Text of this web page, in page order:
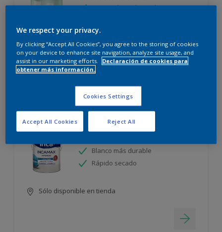
Protección prolongada
Sólo disponible en tienda
Blanco más durable
Rápido secado
Sólo disponible en tienda
We respect your privacy.
By clicking “Accept All Cookies”, you agree to the storing of cookies
on your device to enhance site navigation, analyze site usage, and
assist in our marketing efforts.
Declaración de cookies para
obtener más información.
Cookies Settings
Reject All
Accept All Cookies